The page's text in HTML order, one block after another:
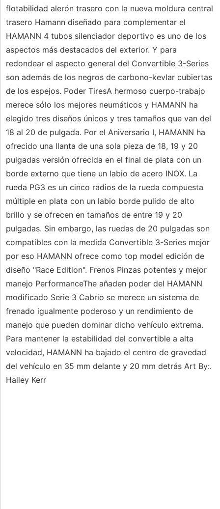
flotabilidad alerón trasero con la nueva moldura central
trasero Hamann diseñado para complementar el
HAMANN 4 tubos silenciador deportivo es uno de los
aspectos más destacados del exterior. Y para
redondear el aspecto general del Convertible 3-Series
son además de los negros de carbono-kevlar cubiertas
de los espejos. Poder TiresA hermoso cuerpo-trabajo
merece sólo los mejores neumáticos y HAMANN ha
elegido tres diseños únicos y tres tamaños que van del
18 al 20 de pulgada. Por el Aniversario I, HAMANN ha
ofrecido una llanta de una sola pieza de 18, 19 y 20
pulgadas versión ofrecida en el final de plata con un
borde externo que tiene un labio de acero INOX. La
rueda PG3 es un cinco radios de la rueda compuesta
múltiple en plata con un labio borde pulido de alto
brillo y se ofrecen en tamaños de entre 19 y 20
pulgadas. Sin embargo, las ruedas de 20 pulgadas son
compatibles con la medida Convertible 3-Series mejor
por eso HAMANN ofrece como top model edición de
diseño "Race Edition". Frenos Pinzas potentes y mejor
manejo PerformanceThe añaden poder del HAMANN
modificado Serie 3 Cabrio se merece un sistema de
frenado igualmente poderoso y un rendimiento de
manejo que pueden dominar dicho vehículo extrema.
Para mantener la estabilidad del convertible a alta
velocidad, HAMANN ha bajado el centro de gravedad
del vehículo en 35 mm delante y 20 mm detrás Art By:.
Hailey Kerr